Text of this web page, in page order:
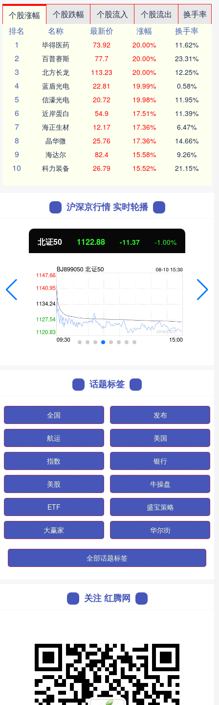
个股涨幅 个股跌幅 个股流入 个股流出
换手率
排名
名称 最新价 涨幅
换手率
1
毕得医药 73.92 20.00% 11.62%
2 百普赛斯 77.7 20.00% 23.31%
3 北方长龙 113.23 20.00% 12.25%
4 蓝盾光电 22.81 19.99% 0.58%
5 信濠光电 20.72 19.98% 11.95%
6 近岸蛋白 54.9 17.51% 11.39%
7 海正生材 12.17 17.36% 6.47%
8 晶华微 25.76 17.36% 14.66%
9 海达尔 82.4 15.58% 9.26%
10 科力装备 26.79 15.52% 21.15%
沪深京行情 实时轮播
北证50 1122.88 -11.37 -1.00%
话题标签
全国 发布
航运 美国
指数 银行
美股 牛操盘
ETF 盛宝策略
大赢家 华尔街
全部话题标签
关注 红腾网